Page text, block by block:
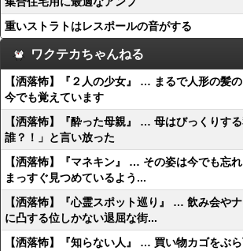
重いストラトはレスポールの音がする
ワクテカちゃんねる
【洒落怖】『２人の少女』 … まるで人形の髪
今でも覚えています
【洒落怖】『酔った母親』 … 母はびっくりす
誰？！」と言い放った
【洒落怖】『マネキン』 … その姿は今でも忘
まっすぐ見つめているよう...
【洒落怖】『心霊スポット巡り』 … 飲み会や
に凸する位しかない退屈な街...
【洒落怖】『知らない人』 … 買い物カゴをぶ